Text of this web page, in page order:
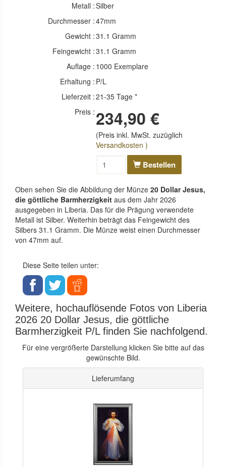
Metall :Silber
Durchmesser :47mm
Gewicht :31.1 Gramm
Feingewicht :31.1 Gramm
Auflage : 1000 Exemplare
Erhaltung : P/L
Lieferzeit :21-35 Tage *
Preis : 234,90 €
(Preis inkl. MwSt. zuzüglich
Versandkosten )
Bestellen
Oben sehen Sie die Abbildung der Münze 20 Dollar Jesus,
die göttliche Barmherzigkeit aus dem Jahr 2026
ausgegeben in Liberia. Das für die Prägung verwendete
Metall ist Silber. Weiterhin beträgt das Feingewicht des
Silbers 31.1 Gramm. Die Münze weist einen Durchmesser
von 47mm auf.
Diese Seite teilen unter:
Weitere, hochauflösende Fotos von Liberia
2026 20 Dollar Jesus, die göttliche
Barmherzigkeit P/L finden Sie nachfolgend.
Für eine vergrößerte Darstellung klicken Sie bitte auf das
gewünschte Bild.
Lieferumfang